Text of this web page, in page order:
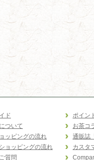
ド
ついて
ッピングの流れ
ョッピングの流れ
質問
ポイン
お茶コ
通販誌
カスタ